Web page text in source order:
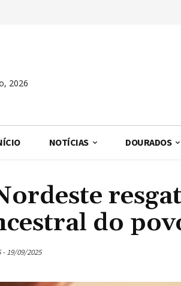
2026
NOTÍCIAS DOURADOS
do
- 19/09/2025